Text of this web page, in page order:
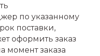
по указанному
поставки,
оформить заказ
момент заказа